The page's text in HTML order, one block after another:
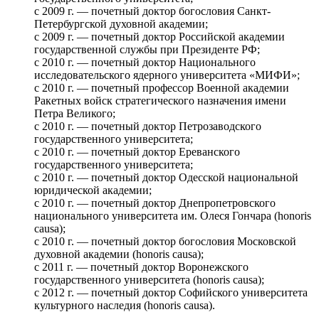
с 2009 г. — почетный доктор богословия Санкт-
Петербургской духовной академии;
с 2009 г. — почетный доктор Российской академии
государственной службы при Президенте РФ;
с 2010 г. — почетный доктор Национального
исследовательского ядерного университета «МИФИ»;
с 2010 г. ― почетный профессор Военной академии
Ракетных войск стратегического назначения имени
Петра Великого;
с 2010 г. ― почетный доктор Петрозаводского
государственного университета;
с 2010 г. — почетный доктор Ереванского
государственного университета;
с 2010 г. — почетный доктор Одесской национальной
юридической академии;
с 2010 г. — почетный доктор Днепропетровского
национального университета им. Олеся Гончара (honoris
causa);
с 2010 г. — почетный доктор богословия Московской
духовной академии (honoris causa);
с 2011 г. — почетный доктор Воронежского
государственного университета (honoris causa);
с 2012 г. — почетный доктор Софийского университета
культурного наследия (honoris causa).